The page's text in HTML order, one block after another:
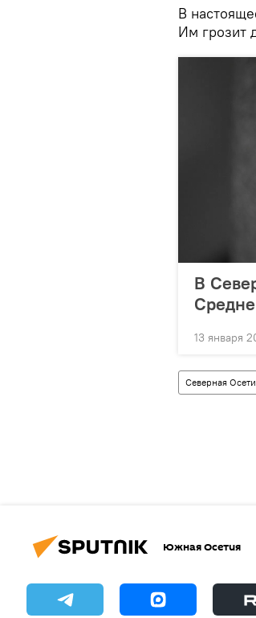
В
Им грозит
В
13 января
Северная
Южная Осетия